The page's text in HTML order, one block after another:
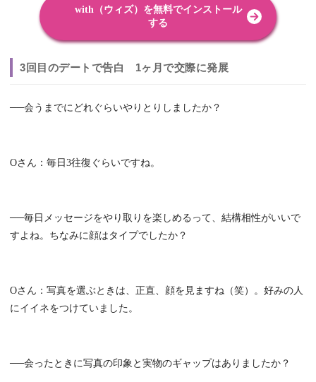
with（ウィズ）を無料でインストール
する
3回目のデートで告白 1ヶ月で交際に発展
──会うまでにどれぐらいやりとりしましたか？
Oさん：毎日3往復ぐらいですね。
──毎日メッセージをやり取りを楽しめるって、結構相性がいいで
すよね。ちなみに顔はタイプでしたか？
Oさん：写真を選ぶときは、正直、顔を見ますね（笑）。好みの人
にイイネをつけていました。
──会ったときに写真の印象と実物のギャップはありましたか？